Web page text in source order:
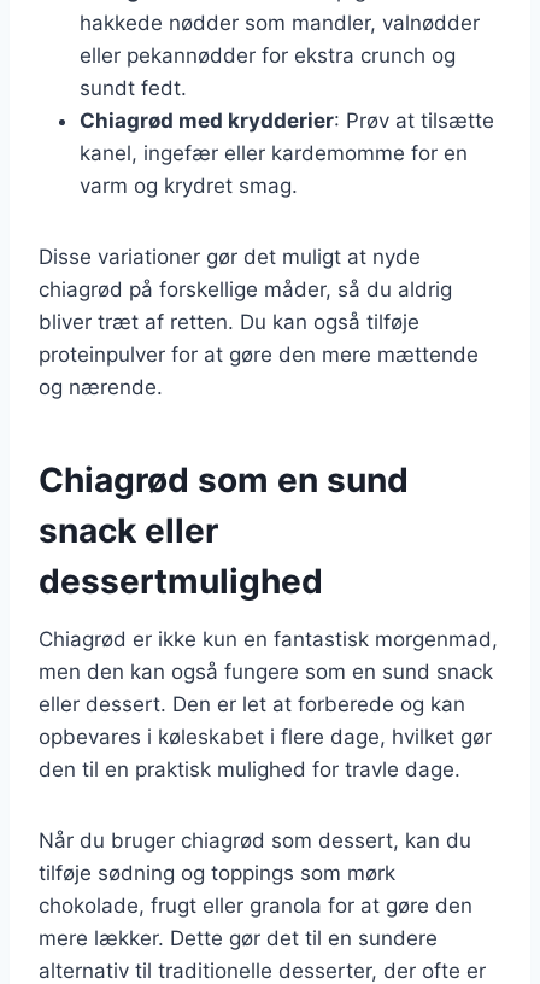
hakkede nødder som mandler, valnødder
eller pekannødder for ekstra crunch og
sundt fedt.
Chiagrød med krydderier: Prøv at tilsætte
kanel, ingefær eller kardemomme for en
varm og krydret smag.
Disse variationer gør det muligt at nyde
chiagrød på forskellige måder, så du aldrig
bliver træt af retten. Du kan også tilføje
proteinpulver for at gøre den mere mættende
og nærende.
Chiagrød som en sund
snack eller
dessertmulighed
Chiagrød er ikke kun en fantastisk morgenmad,
men den kan også fungere som en sund snack
eller dessert. Den er let at forberede og kan
opbevares i køleskabet i flere dage, hvilket gør
den til en praktisk mulighed for travle dage.
Når du bruger chiagrød som dessert, kan du
tilføje sødning og toppings som mørk
chokolade, frugt eller granola for at gøre den
mere lækker. Dette gør det til en sundere
alternativ til traditionelle desserter, der ofte er